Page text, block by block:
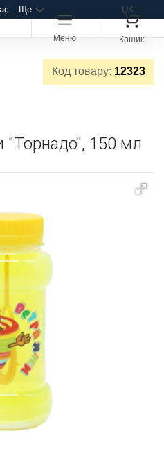
Ще UK
Меню Кошик
Код товару: 12323
"Торнадо", 150 мл